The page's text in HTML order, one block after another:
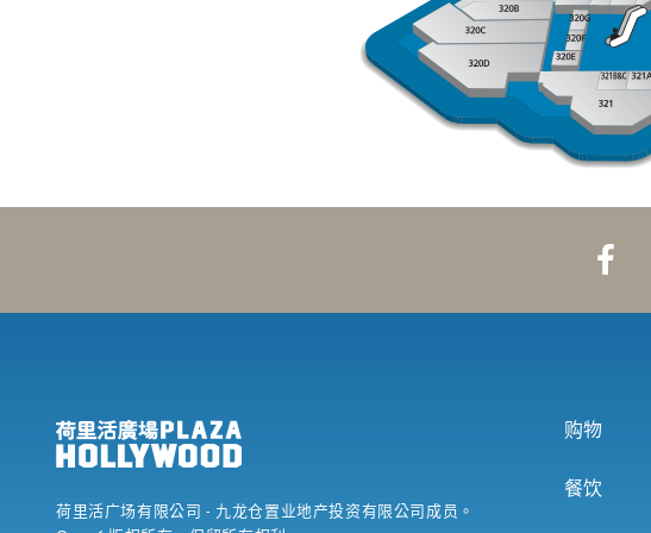
荷里活广场有限公司 - 九龙仓置业地产投资有限公司成员。
购物
餐饮